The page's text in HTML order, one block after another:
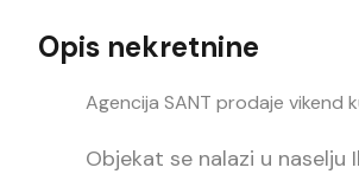
Opis nekretnine
Agencija SANT prodaje vikend
Objekat se nalazi u